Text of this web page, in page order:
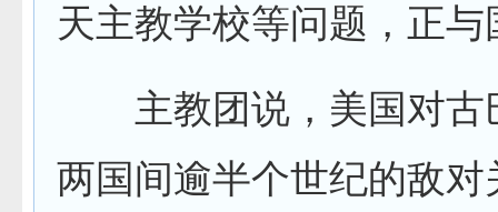
天主教学校等问题，正与
主教团说，美国对古
两国间逾半个世纪的敌对